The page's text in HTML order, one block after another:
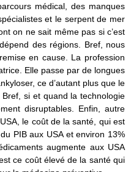
médical, des manques
et le serpent de mer
on ne sait même pas si c’est
des régions. Bref, nous
en cause. La profession
Elle passe par de longues
ce d’autant plus que le
si et quand la technologie
disruptables. Enfin, autre
le coût de la santé, qui est
PIB aux USA et environ 13%
augmente aux USA
ce coût élevé de la santé qui